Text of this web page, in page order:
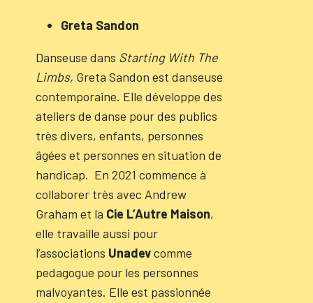
Greta Sandon
Danseuse dans Starting With The
Limbs, Greta Sandon est danseuse
contemporaine. Elle développe des
ateliers de danse pour des publics
très divers, enfants, personnes
âgées et personnes en situation de
handicap. En 2021 commence à
collaborer très avec Andrew
Graham et la Cie L’Autre Maison,
elle travaille aussi pour
l’associations Unadevcomme
pedagogue pour les personnes
malvoyantes. Elle est passionnée